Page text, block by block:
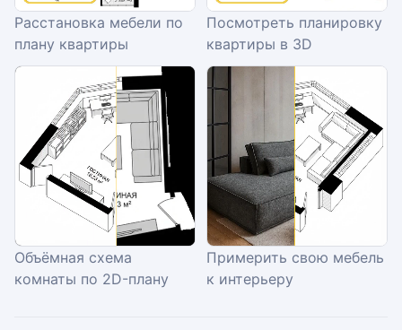
Расстановка мебели по
плану квартиры
Посмотреть планировку
квартиры в 3D
Объёмная схема
комнаты по 2D-плану
Примерить свою мебель
к интерьеру